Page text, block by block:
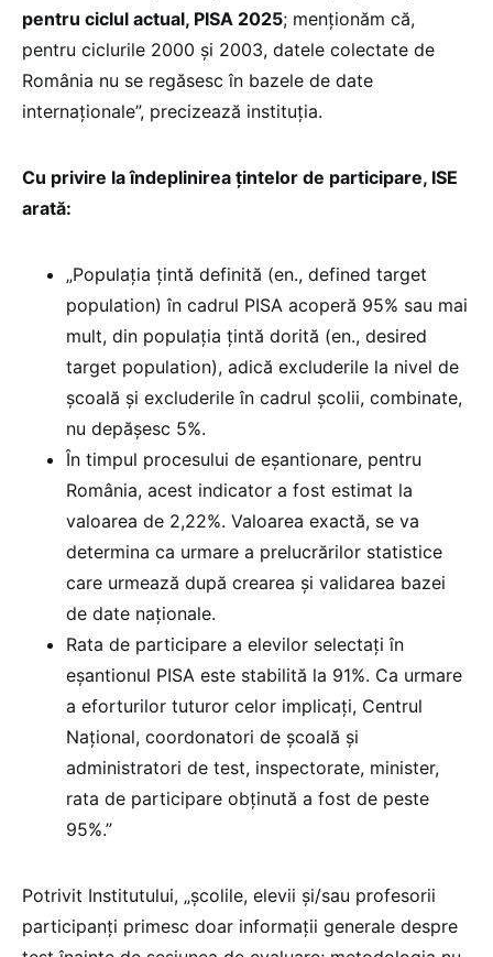
pentru ciclul actual, PISA 2025; menționăm că,
pentru ciclurile 2000 și 2003, datele colectate de
România nu se regăsesc în bazele de date
internaționale”, precizează instituția.
Cu privire la îndeplinirea țintelor de participare, ISE
arată:
„Populația țintă definită (en., defined target
population) în cadrul PISA acoperă 95% sau mai
mult, din populația țintă dorită (en., desired
target population), adică excluderile la nivel de
școală și excluderile în cadrul școlii, combinate,
nu depășesc 5%.
În timpul procesului de eșantionare, pentru
România, acest indicator a fost estimat la
valoarea de 2,22%. Valoarea exactă, se va
determina ca urmare a prelucrărilor statistice
care urmează după crearea și validarea bazei
de date naționale.
Rata de participare a elevilor selectați în
eșantionul PISA este stabilită la 91%. Ca urmare
a eforturilor tuturor celor implicați, Centrul
Național, coordonatori de școală și
administratori de test, inspectorate, minister,
rata de participare obținută a fost de peste
95%.”
Potrivit Institutului, „școlile, elevii și/sau profesorii
participanți primesc doar informații generale despre